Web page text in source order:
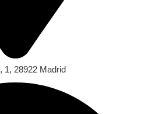
1, 28922 Madrid